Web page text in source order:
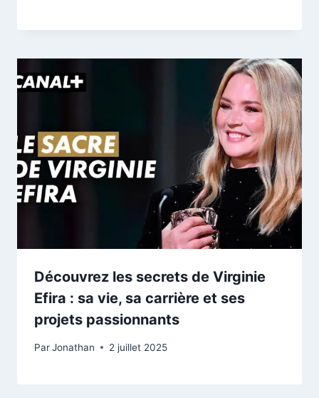
Découvrez les secrets de Virginie
Efira : sa vie, sa carrière et ses
projets passionnants
ParJonathan 2 juillet 2025